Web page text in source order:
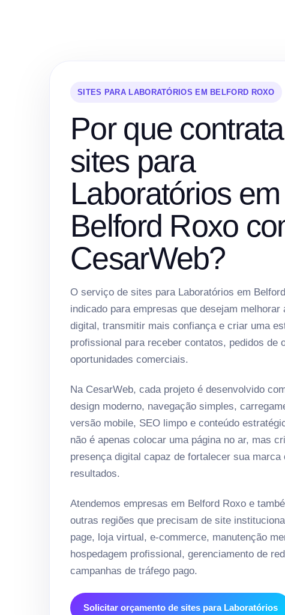
SITES PARA LABORATÓRIOS EM BELFORD ROXO
Por que
sites para
Laboratórios em
Belford Roxo
CesarWeb?
O serviço de sites para Laboratórios em
indicado para empresas que desejam melhorar
digital, transmitir mais confiança e criar uma
profissional para receber contatos, pedidos de
oportunidades comerciais.
Na CesarWeb, cada projeto é desenvolvido
design moderno, navegação simples,
versão mobile, SEO limpo e conteúdo
não é apenas colocar uma página no ar, mas
presença digital capaz de fortalecer sua marca
resultados.
Atendemos empresas em Belford Roxo e
outras regiões que precisam de site
page, loja virtual, e-commerce, manutenção
hospedagem profissional, gerenciamento de
campanhas de tráfego pago.
Solicitar orçamento de sites para Laboratórios